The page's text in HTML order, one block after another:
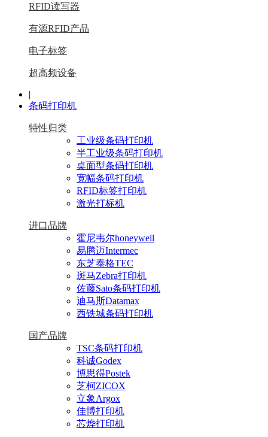
RFID读写器
有源RFID产品
电子标签
超高频设备
|
条码打印机
特性归类
工业级条码打印机
半工业级条码打印机
桌面型条码打印机
宽幅条码打印机
RFID标签打印机
激光打标机
进口品牌
霍尼韦尔honeywell
易腾迈Intermec
东芝泰格TEC
斑马Zebra打印机
佐藤Sato条码打印机
迪马斯Datamax
西铁城条码打印机
国产品牌
TSC条码打印机
科诚Godex
博思得Postek
芝柯ZICOX
立象Argox
佳博打印机
芯烨打印机